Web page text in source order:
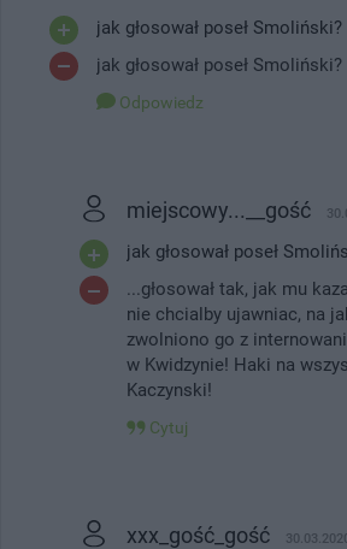
jak głosował poseł Smoliński?
jak głosował poseł Smoliński?
Odpowiedz
miejscowy...__gość
jak głosował poseł
...głosował tak, jak mu
nie chcialby ujawniac, na
zwolniono go z
w Kwidzynie! Haki na
Kaczynski!
Cytuj
xxx_gość_gość